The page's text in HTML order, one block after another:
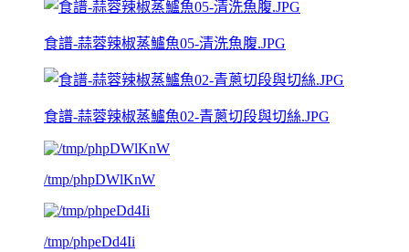
食譜-蒜蓉辣椒蒸鱸魚05-清洗魚腹.JPG
食譜-蒜蓉辣椒蒸鱸魚02-青蔥切段與切絲.JPG
/tmp/phpDWlKnW
/tmp/phpeDd4Ii